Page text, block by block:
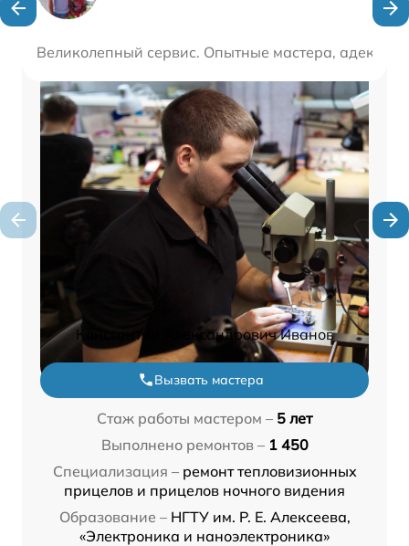
Великолепный сервис. Опытные мастера,
Константин Александрович Иванов
Вызвать мастера
Стаж работы мастером – 5 лет
Выполнено ремонтов – 1 450
Специализация – ремонт тепловизионных
прицелов и прицелов ночного видения
Образование – НГТУ им. Р. Е. Алексеева,
«Электроника и наноэлектроника»